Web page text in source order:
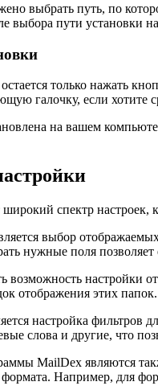
выбрать путь, по
выбора пути установки
только нажать
галочку, если хотите
на вашем
спектр настроек,
выбор
нужные поля
возможность настройки
отображения этих папок.
настройка фильтров
слова и другие, что
MailDex являются
формата. Например, для